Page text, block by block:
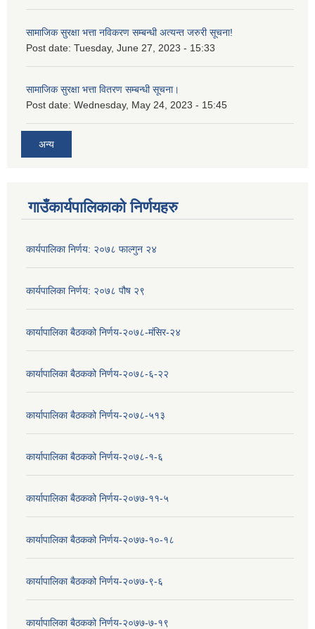
सामाजिक सुरक्षा भत्ता नविकरण सम्बन्धी अत्यन्त जरुरी सूचना!
Post date: Tuesday, June 27, 2023 - 15:33
सामाजिक सुरक्षा भत्ता वितरण सम्बन्धी सूचना।
Post date: Wednesday, May 24, 2023 - 15:45
अन्य
गाउँकार्यपालिकाको निर्णयहरु
कार्यपालिका निर्णय: २०७८ फाल्गुन २४
कार्यपालिका निर्णय: २०७८ पौष २९
कार्यापालिका बैठकको निर्णय-२०७८-मंसिर-२४
कार्यापालिका बैठकको निर्णय-२०७८-६-२२
कार्यापालिका बैठकको निर्णय-२०७८-५१३
कार्यापालिका बैठकको निर्णय-२०७८-१-६
कार्यापालिका बैठकको निर्णय-२०७७-११-५
कार्यापालिका बैठकको निर्णय-२०७७-१०-१८
कार्यापालिका बैठकको निर्णय-२०७७-९-६
कार्यापालिका बैठकको निर्णय-२०७७-७-१९